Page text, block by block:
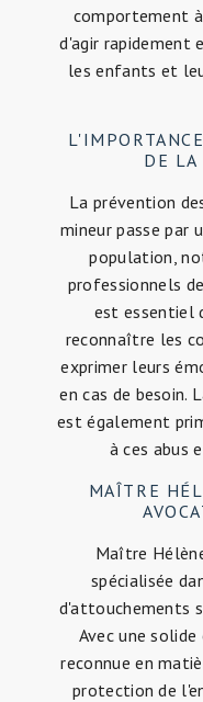
comportement
d'agir rapidement
les enfants et
DE LA
La prévention
mineur passe par
population,
professionnels
est essentiel
reconnaître les
exprimer leurs
en cas de besoin.
est également
à ces abus
MAÎTRE
Maître
spécialisée
d'attouchements
Avec une
reconnue en
protection de